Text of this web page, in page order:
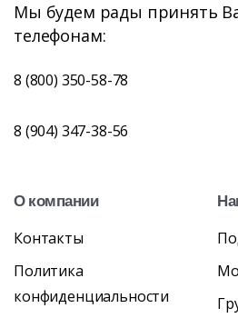
Мы будем рады принять
телефонам:
8 (800) 350-58-78
8 (904) 347-38-56
Окомпании
Контакты
Политика
конфиденциальности